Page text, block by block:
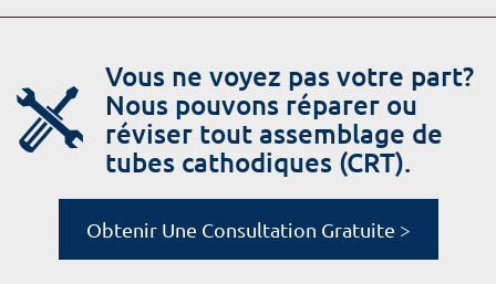
Vous ne voyez pas votre part?
Nous pouvons réparer ou
réviser tout assemblage de
tubes cathodiques (CRT).
Obtenir Une Consultation Gratuite >